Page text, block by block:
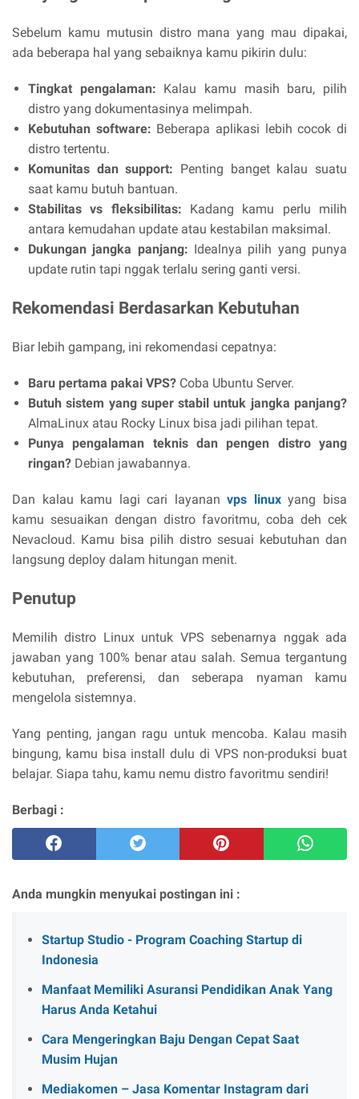
Sebelum kamu mutusin distro mana yang mau dipakai,
ada beberapa hal yang sebaiknya kamu pikirin dulu:
Tingkat pengalaman: Kalau kamu masih baru, pilih
distro yang dokumentasinya melimpah.
Kebutuhan software: Beberapa aplikasi lebih cocok di
distro tertentu.
Komunitas dan support: Penting banget kalau suatu
saat kamu butuh bantuan.
Stabilitas vs fleksibilitas: Kadang kamu perlu milih
antara kemudahan update atau kestabilan maksimal.
Dukungan jangka panjang: Idealnya pilih yang punya
update rutin tapi nggak terlalu sering ganti versi.
Rekomendasi Berdasarkan Kebutuhan
Biar lebih gampang, ini rekomendasi cepatnya:
Baru pertama pakai VPS? Coba Ubuntu Server.
Butuh sistem yang super stabil untuk jangka panjang?
AlmaLinux atau Rocky Linux bisa jadi pilihan tepat.
Punya pengalaman teknis dan pengen distro yang
ringan? Debian jawabannya.
Dan kalau kamu lagi cari layananvps linuxyang bisa
kamu sesuaikan dengan distro favoritmu, coba deh cek
Nevacloud. Kamu bisa pilih distro sesuai kebutuhan dan
langsung deploy dalam hitungan menit.
Penutup
Memilih distro Linux untuk VPS sebenarnya nggak ada
jawaban yang 100% benar atau salah. Semua tergantung
kebutuhan, preferensi, dan seberapa nyaman kamu
mengelola sistemnya.
Yang penting, jangan ragu untuk mencoba. Kalau masih
bingung, kamu bisa install dulu di VPS non-produksi buat
belajar. Siapa tahu, kamu nemu distro favoritmu sendiri!
Berbagi :
Anda mungkin menyukai postingan ini :
Startup Studio - Program Coaching Startup di
Indonesia
Manfaat Memiliki Asuransi Pendidikan Anak Yang
Harus Anda Ketahui
Cara Mengeringkan Baju Dengan Cepat Saat
Musim Hujan
Mediakomen – Jasa Komentar Instagram dari